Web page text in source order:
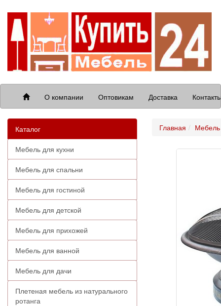
О компании Оптовикам Доставка
Каталог
Мебель для кухни
Мебель для спальни
Мебель для гостиной
Мебель для детской
Мебель для прихожей
Мебель для ванной
Мебель для дачи
Плетеная мебель из натурального
ротанга
Главная